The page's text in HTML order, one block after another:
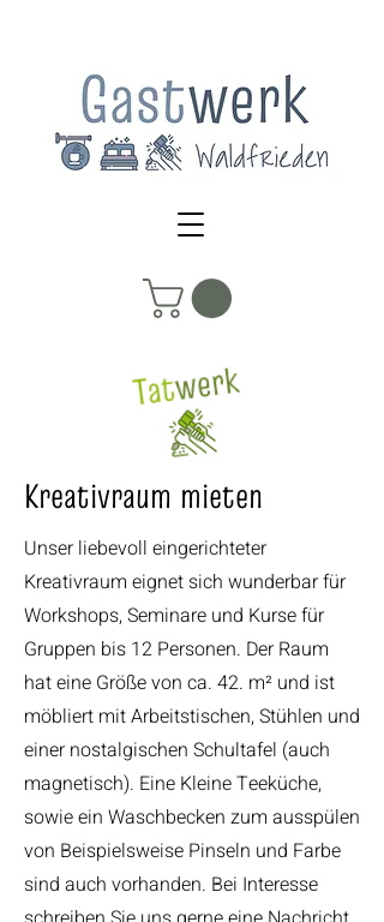
Kreativraum mieten
Unser liebevoll eingerichteter
Kreativraum eignet sich wunderbar für
Workshops, Seminare und Kurse für
Gruppen bis 12 Personen. Der Raum
hat eine Größe von ca. 42. m² und ist
möbliert mit Arbeitstischen, Stühlen und
einer nostalgischen Schultafel (auch
magnetisch). Eine Kleine Teeküche,
sowie ein Waschbecken zum ausspülen
von Beispielsweise Pinseln und Farbe
sind auch vorhanden. Bei Interesse